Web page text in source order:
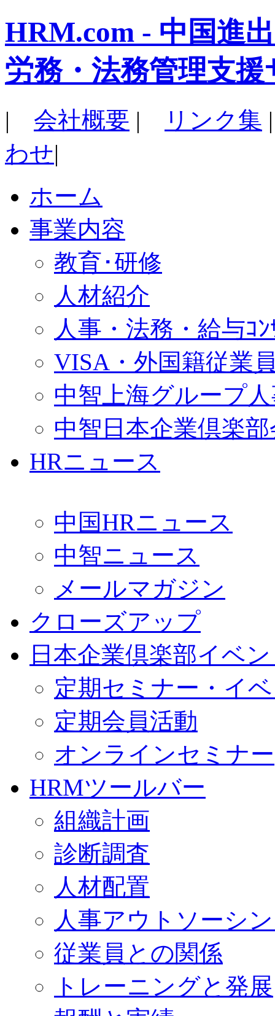
HRM.com - 中国進
労務・法務管理支援
| 会社概要 | リンク集
わせ|
ホーム
事業内容
教育･研修
人材紹介
人事・法務・給与ｺﾝ
VISA・外国籍従業
中智上海グループ
中智日本企業倶楽
HRニュース
中国HRニュース
中智ニュース
メールマガジン
クローズアップ
日本企業倶楽部イベ
定期セミナー・イ
定期会員活動
オンラインセミナー
HRMツールバー
組織計画
診断調査
人材配置
人事アウトソーシ
従業員との関係
トレーニングと発展